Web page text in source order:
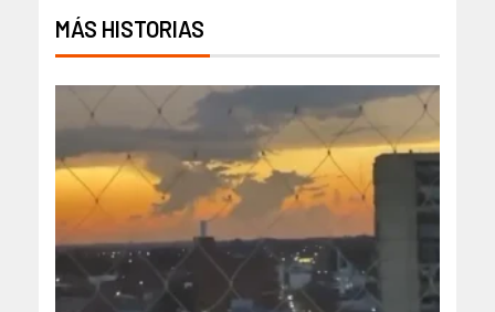
MÁS HISTORIAS